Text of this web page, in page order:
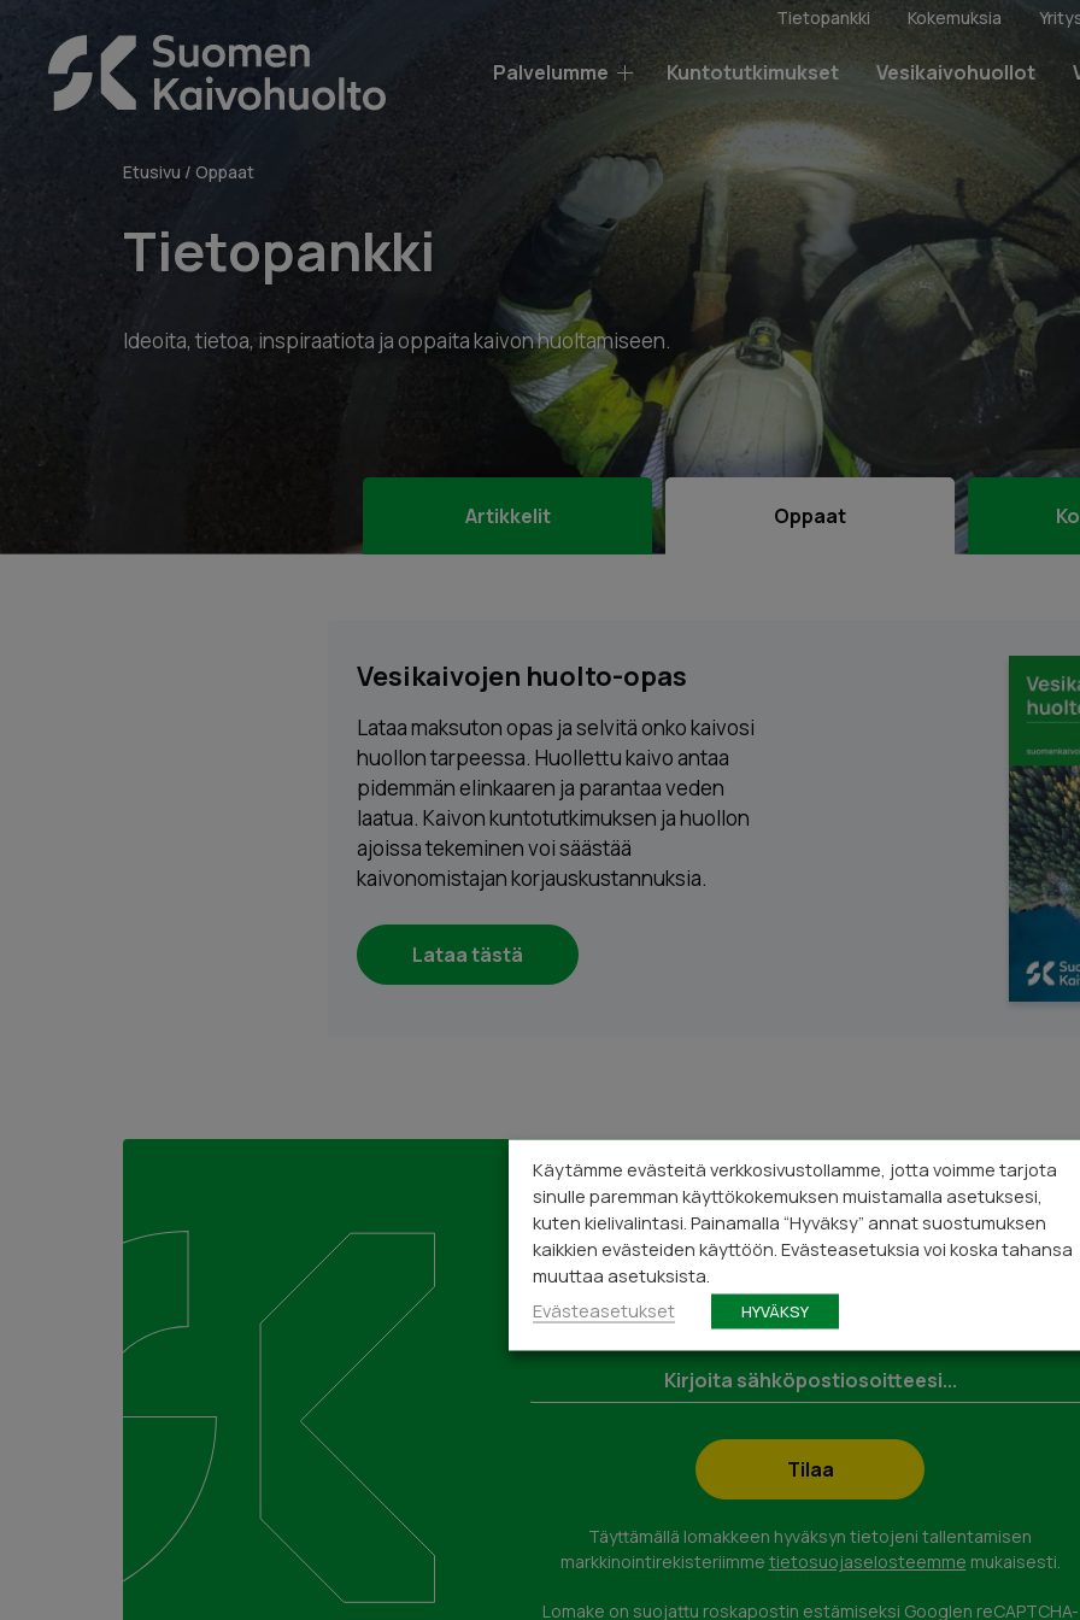
content
Suomen
Kaivohuolto
Oy
Palvelumme Kuntotutkimukset Vesikaivohuollot
Tietopankki Kokemuksia
Etusivu / Oppaat
Tietopankki
Ideoita, tietoa, inspiraatiota ja oppaita kaivon huoltamiseen.
Artikkelit Oppaat
Vesikaivojen huolto-opas
Lataa maksuton opas ja selvitä onko kaivosi
huollon tarpeessa. Huollettu kaivo antaa
pidemmän elinkaaren ja parantaa veden
laatua. Kaivon kuntotutkimuksen ja huollon
ajoissa tekeminen voi säästää
kaivonomistajan korjauskustannuksia.
Lataa tästä
Tilaa uutiskirjeemme!
Tilaamalla uutiskirjeemme saat hyödyllistä tietoa kaivoista
niiden huoltamisesta!
Täyttämällä lomakkeen hyväksyn tietojeni tallentamisen
markkinointirekisteriimme tietosuojaselosteemme mukaisesti.
Lomake on suojattu roskapostin estämiseksi Googlen reCAPTCHA-
Käytämme evästeitä verkkosivustollamme, jotta voimme tarjota
sinulle paremman käyttökokemuksen muistamalla asetuksesi,
kuten kielivalintasi. Painamalla “Hyväksy” annat suostumuksen
kaikkien evästeiden käyttöön. Evästeasetuksia voi koska tahansa
muuttaa asetuksista.
Evästeasetukset
HYVÄKSY
Tilaa maksuton kuntotarkastus tai
jätä yhteydenottopyyntö
Täytä alla oleva lomake ja me otamme sinuun yhteyttä.